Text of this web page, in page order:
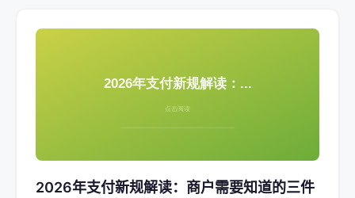
2026年支付新规解读：商户需要知道的三件